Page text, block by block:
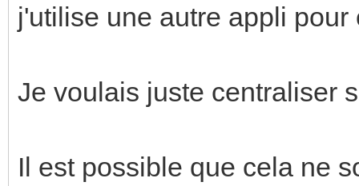
j'utilise une autre appli
Je voulais juste centraliser
Il est possible que cela ne